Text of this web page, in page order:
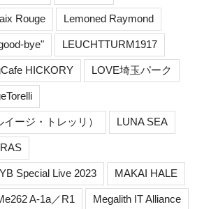
Rouge Lemoned Raymond
bye" LEUCHTTURM1917
HICKORY LOVE埼玉パーク
イージ・トレッリ） LUNA SEA
Special Live 2023 MAKAI HALE
A-1a／R1 Megalith IT Alliance